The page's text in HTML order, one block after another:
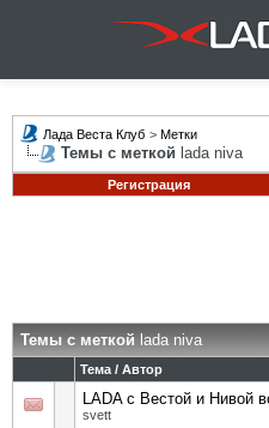
Лада Веста Клуб > Метки
Темы с меткой lada niva
Регистрация
Темы с меткой lada niva
Тема / Автор
LADA с Вестой и Нивой
svett